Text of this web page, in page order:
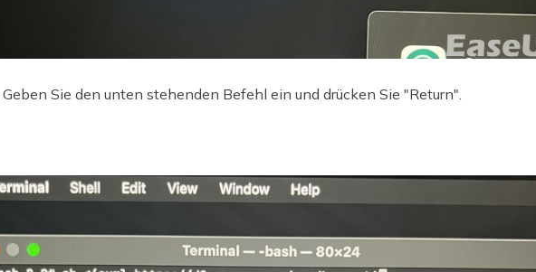
Geben Sie den unten stehenden Befehl ein und drücken Sie "Return".